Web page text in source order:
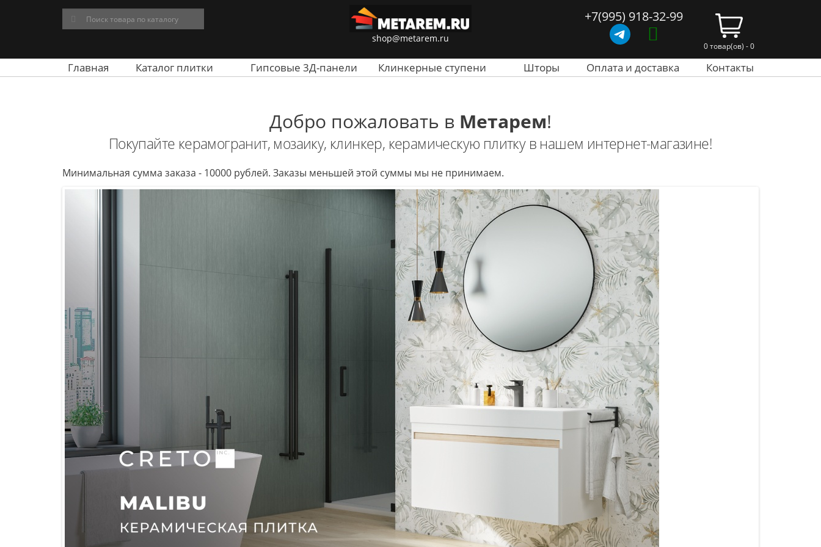
shop@metarem.ru
+7(995) 918-32-99
0 товар(ов) - 0
Главная Каталог плитки Гипсовые 3Д-панели Клинкерные ступени Шторы Оплата и доставка Контакты
Добро пожаловать в Метарем!
Покупайте керамогранит, мозаику, клинкер, керамическую плитку в нашем интернет-магазине!
Минимальная сумма заказа - 10000 рублей. Заказы меньшей этой суммы мы не принимаем.